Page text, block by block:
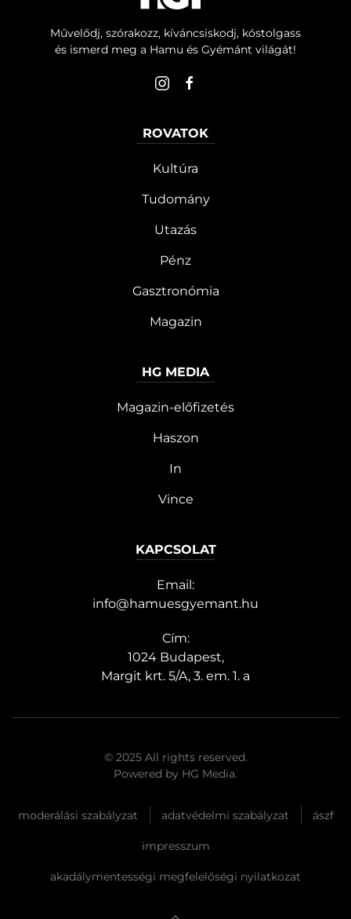
Művelődj, szórakozz, kíváncsiskodj, kóstolgass
és ismerd meg a Hamu és Gyémánt világát!
ROVATOK
Kultúra
Tudomány
Utazás
Pénz
Gasztronómia
Magazin
HG MEDIA
Magazin-előfizetés
Haszon
In
Vince
KAPCSOLAT
Email:
info@hamuesgyemant.hu
Cím:
1024 Budapest,
Margit krt. 5/A, 3. em. 1. a
© 2025 All rights reserved.
Powered by HG Media.
moderálási szabályzat adatvédelmi szabályzat ászf
impresszum
akadálymentességi megfelelőségi nyilatkozat